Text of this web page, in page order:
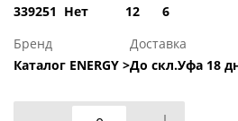
339251 Нет
12
6
Бренд
Каталог ENERGY >
Доставка
До скл.Уфа 18